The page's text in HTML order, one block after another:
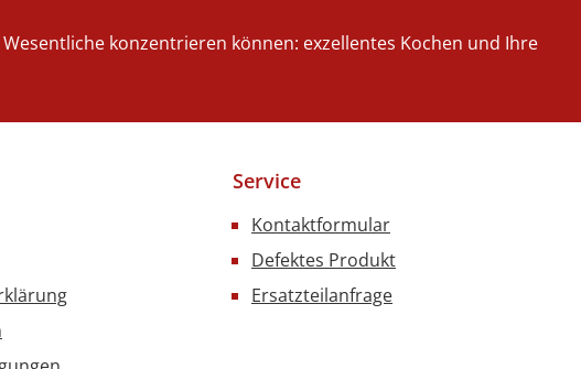
konzentrieren können: exzellentes Kochen und Ihre
Service
Kontaktformular
Defektes Produkt
Ersatzteilanfrage